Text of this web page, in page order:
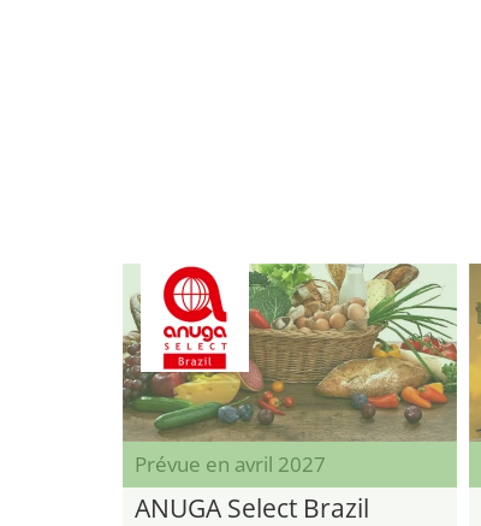
Prévue en avril 2027
ANUGA Select Brazil